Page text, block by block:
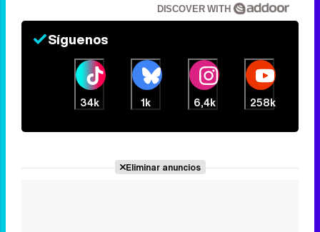
DISCOVER WITH
Síguenos
34k 1k 6,4k 258k
Eliminar anuncios